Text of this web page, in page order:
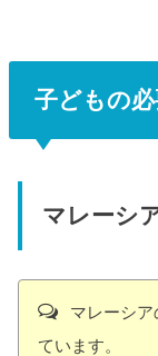
子どもの
マレーシ
マレーシ
ています。